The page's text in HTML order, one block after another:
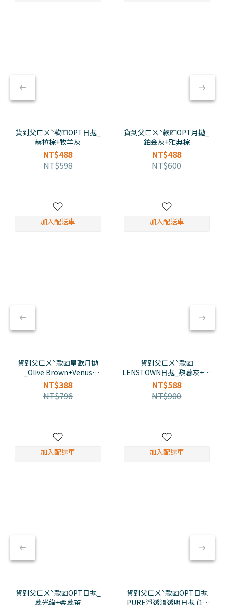
貨到父ㄈㄨˋ款💷OPT日拋_
赫拉棕+牧羊灰
NT$488
NT$598
加入配送車
貨到父ㄈㄨˋ款💷OPT月拋_
鉑金灰+雅典棕
NT$488
NT$600
加入配送車
貨到父ㄈㄨˋ款💷星歐月拋
_Olive Brown+Venus
Marble
NT$388
NT$796
加入配送車
貨到父ㄈㄨˋ款💷
LENSTOWN日拋_黎暮灰+暖
日杏
NT$588
NT$900
加入配送車
貨到父ㄈㄨˋ款💷OPT日拋_
慕光綠+柔慕茶
貨到父ㄈㄨˋ款💷OPT日拋
_PURE淨透潤透明日拋 (120